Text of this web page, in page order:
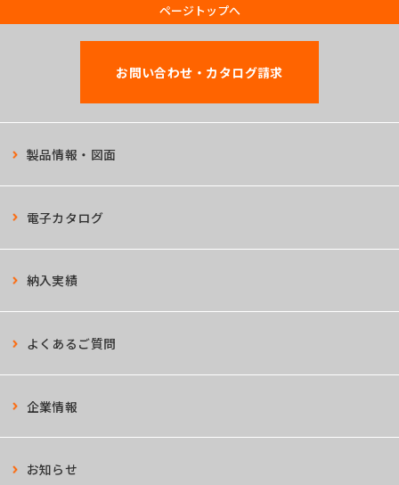
ページトップへ
製品情報・図面
電子カタログ
納入実績
よくあるご質問
お問い合わせ・カタログ請求
企業情報
お知らせ